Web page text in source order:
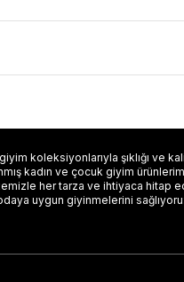
koleksiyonlarıyla şıklığı ve
kadın ve çocuk giyim
her tarza ve ihtiyaca hitap
uygun giyinmelerini